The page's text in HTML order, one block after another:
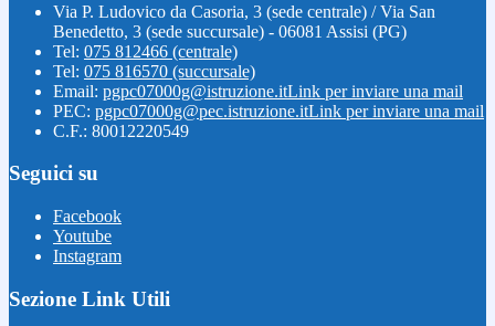
Via P. Ludovico da Casoria, 3 (sede centrale) / Via San
Benedetto, 3 (sede succursale) - 06081 Assisi (PG)
Tel: 075 812466 (centrale)
Tel: 075 816570 (succursale)
Email: pgpc07000g@istruzione.itLink per inviare una mail
PEC: pgpc07000g@pec.istruzione.itLink per inviare una mail
C.F.: 80012220549
Seguici su
Facebook
Youtube
Instagram
Sezione Link Utili